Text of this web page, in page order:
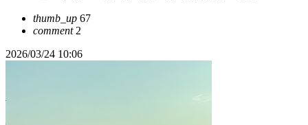
thumb_up 67
comment2
2026/03/24 10:06